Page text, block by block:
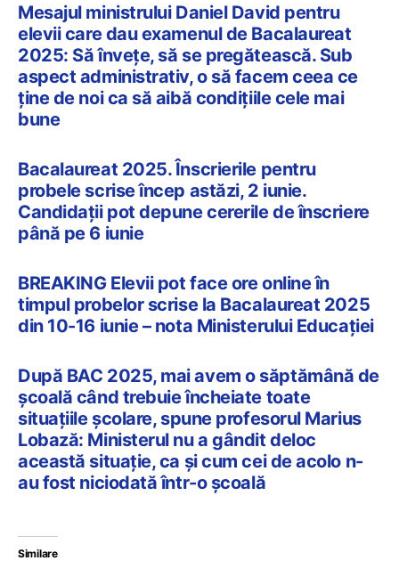
Mesajul ministrului Daniel David pentru
elevii care dau examenul de Bacalaureat
2025: Să învețe, să se pregătească. Sub
aspect administrativ, o să facem ceea ce
ține de noi ca să aibă condițiile cele mai
bune
Bacalaureat 2025. Înscrierile pentru
probele scrise încep astăzi, 2 iunie.
Candidații pot depune cererile de înscriere
până pe 6 iunie
BREAKING Elevii pot face ore online în
timpul probelor scrise la Bacalaureat 2025
din 10-16 iunie – nota Ministerului Educației
După BAC 2025, mai avem o săptămână de
școală când trebuie încheiate toate
situațiile școlare, spune profesorul Marius
Lobază: Ministerul nu a gândit deloc
această situație, ca și cum cei de acolo n-
au fost niciodată într-o școală
Similare